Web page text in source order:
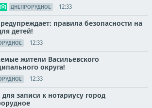
ДНЕПРОРУДНОЕ 12:33
правила безопасности на
детей!
12:33
жители Васильевского
округа!
12:33
для записи к нотариусу город